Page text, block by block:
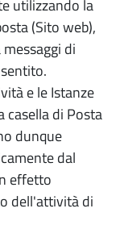
utilizzando la
(Sito web),
di
e le Istanze
casella di Posta
dunque
dal
effetto
dell'attività di